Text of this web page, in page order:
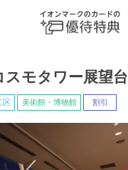
スモタワー展望台
区 美術館・博物館 割引